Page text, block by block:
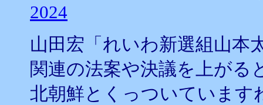
2024
山田宏「れいわ新選組山本
関連の法案や決議を上がる
北朝鮮とくっついています